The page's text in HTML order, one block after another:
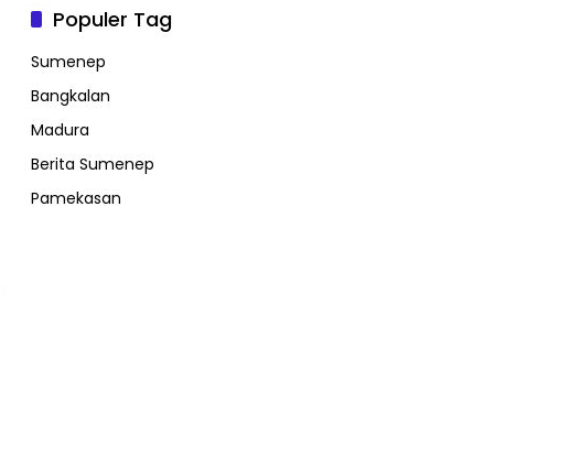
Populer Tag
Sumenep
Bangkalan
Madura
Berita Sumenep
Pamekasan